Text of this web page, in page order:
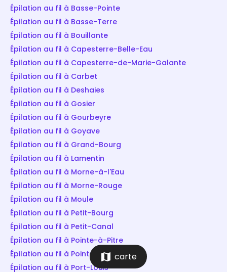
Épilation au fil à Basse-Pointe
Épilation au fil à Basse-Terre
Épilation au fil à Bouillante
Épilation au fil à Capesterre-Belle-Eau
Épilation au fil à Capesterre-de-Marie-Galante
Épilation au fil à Carbet
Épilation au fil à Deshaies
Épilation au fil à Gosier
Épilation au fil à Gourbeyre
Épilation au fil à Goyave
Épilation au fil à Grand-Bourg
Épilation au fil à Lamentin
Épilation au fil à Morne-à-l'Eau
Épilation au fil à Morne-Rouge
Épilation au fil à Moule
Épilation au fil à Petit-Bourg
Épilation au fil à Petit-Canal
Épilation au fil à Pointe-à-Pitre
Épilation au fil à Pointe-Noire
Épilation au fil à Port-Louis
map carte